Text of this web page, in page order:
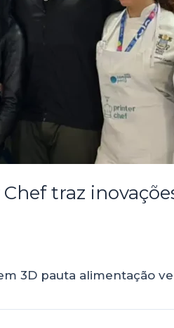
traz
3D pauta alimentação